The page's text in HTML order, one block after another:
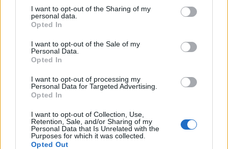
not limited to your visit or usage behaviour. You may click to
grant or deny consent to Google and its third-party tags to
use your data for below specified purposes in below Google
consent section.
I want to opt-out of the Sharing of my
personal data.
Opted In
I want to opt-out of the Sale of my
Personal Data.
Opted In
I want to opt-out of processing my
Personal Data for Targeted Advertising.
Opted In
I want to opt-out of Collection, Use,
Retention, Sale, and/or Sharing of my
Personal Data that Is Unrelated with the
Purposes for which it was collected.
Opted Out
3 anni fa
A Rocca di Papa c’è un Toro in
Video
2 anni fa
Precedente
scontro sulle
terribili condizioni
della Metro A
Successiva
denuncia per una
donna con quattro
bambini